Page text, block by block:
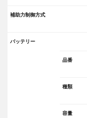
補助力制御方式
バッテリー
品番
種類
容量